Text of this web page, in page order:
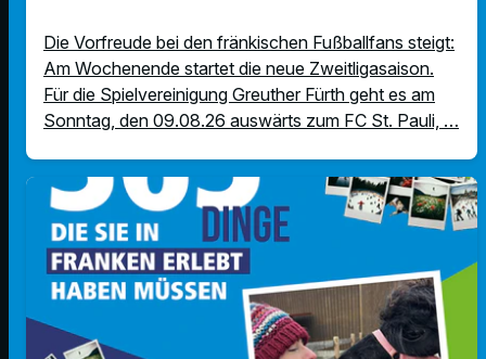
Die Vorfreude bei den fränkischen Fußballfans steigt:
Am Wochenende startet die neue Zweitligasaison.
Für die Spielvereinigung Greuther Fürth geht es am
Sonntag, den 09.08.26 auswärts zum FC St. Pauli, …